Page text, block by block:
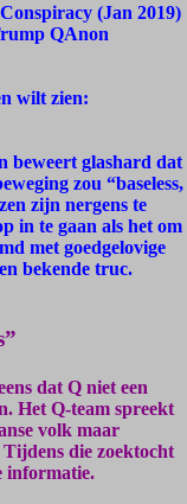
(Jan 2019)
QAnon
wilt zien:
beweert glashard dat
zou “baseless,
zijn nergens te
in te gaan als het om
met goedgelovige
bekende truc.
dat Q niet een
Het Q-team spreekt
volk maar
die zoektocht
informatie.